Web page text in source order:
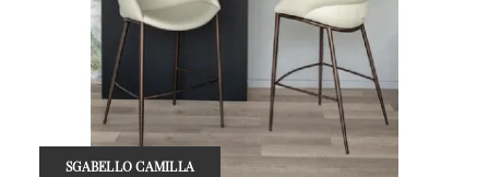
SGABELLO CAMILLA